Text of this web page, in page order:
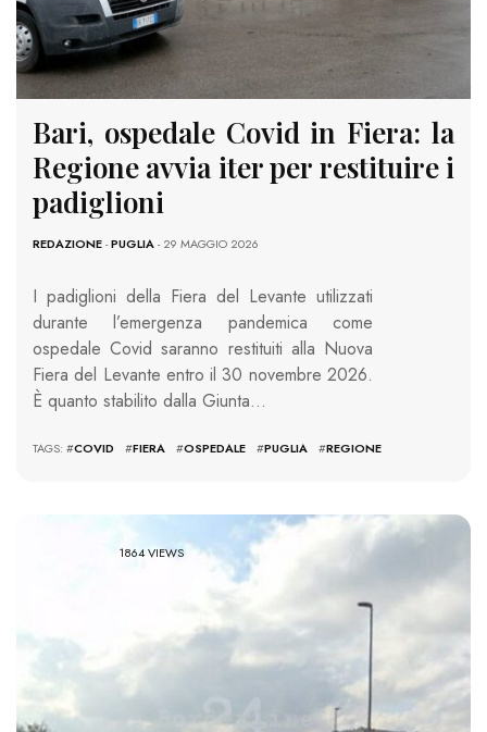
Bari, ospedale Covid in Fiera: la
Regione avvia iter per restituire i
padiglioni
REDAZIONE-PUGLIA- 29 MAGGIO 2026
I padiglioni della Fiera del Levante utilizzati
durante l’emergenza pandemica come
ospedale Covid saranno restituiti alla Nuova
Fiera del Levante entro il 30 novembre 2026.
È quanto stabilito dalla Giunta…
TAGS: #COVID #FIERA #OSPEDALE #PUGLIA #REGIONE
1864 VIEWS